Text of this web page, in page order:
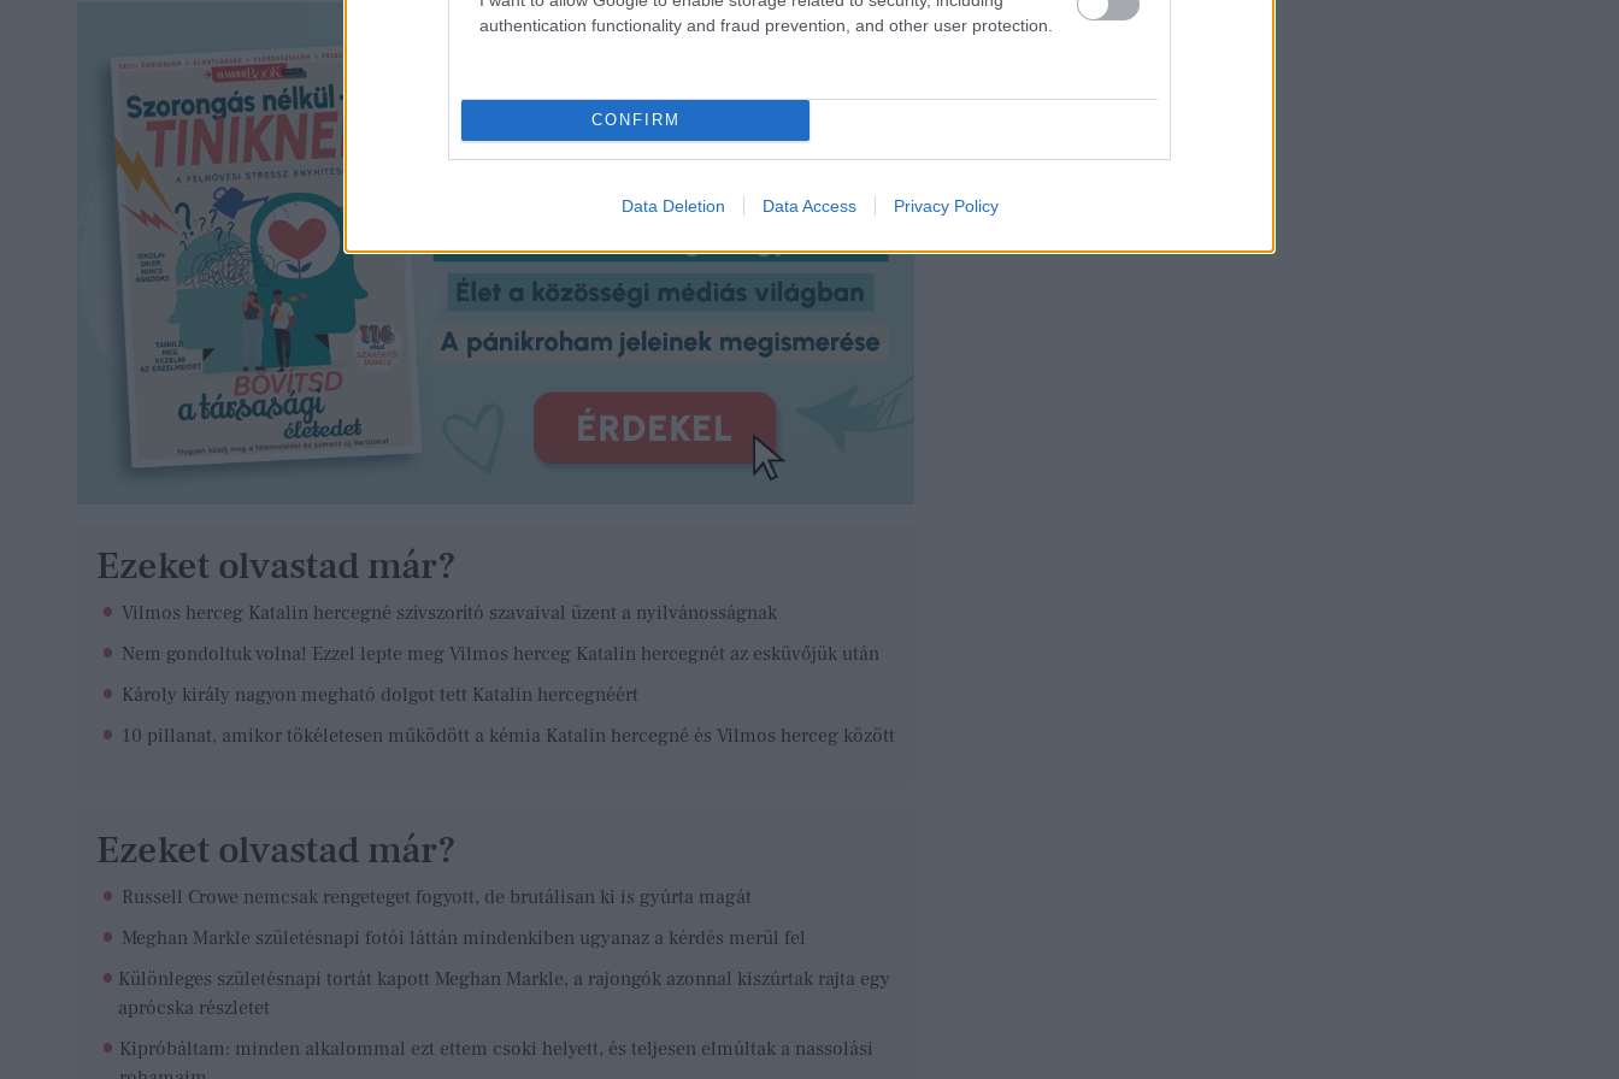
authentication functionality and fraud prevention, and other user protection.
CONFIRM
Data Deletion Data Access Privacy Policy
Ezeket olvastad már?
Vilmos herceg Katalin hercegné szívszorító szavaival üzent a nyilvánosságnak
Nem gondoltuk volna! Ezzel lepte meg Vilmos herceg Katalin hercegnét az esküvőjük után
Károly király nagyon megható dolgot tett Katalin hercegnéért
10 pillanat, amikor tökéletesen működött a kémia Katalin hercegné és Vilmos herceg között
Ezeket olvastad már?
Russell Crowe nemcsak rengeteget fogyott, de brutálisan ki is gyúrta magát
Meghan Markle születésnapi fotói láttán mindenkiben ugyanaz a kérdés merül fel
Különleges születésnapi tortát kapott Meghan Markle, a rajongók azonnal kiszúrtak rajta egy
aprócska részletet
Kipróbáltam: minden alkalommal ezt ettem csoki helyett, és teljesen elmúltak a nassolási